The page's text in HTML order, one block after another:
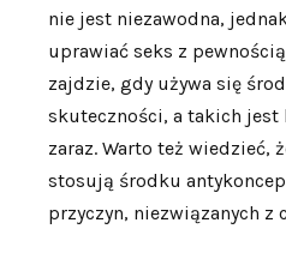
nie jest niezawodna,
uprawiać seks z
zajdzie, gdy używa się
skuteczności, a takich
zaraz. Warto też wiedzieć,
stosują środku
przyczyn, niezwiązanych z